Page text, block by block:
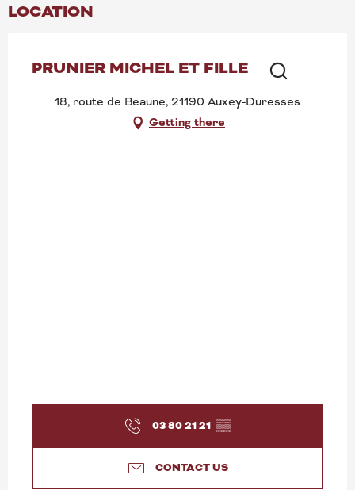
Search
LOCATION
PRUNIER MICHEL ET FILLE
18, route de Beaune, 21190 Auxey-Duresses
Getting there
03 80 21 21 ▒▒
CONTACT US